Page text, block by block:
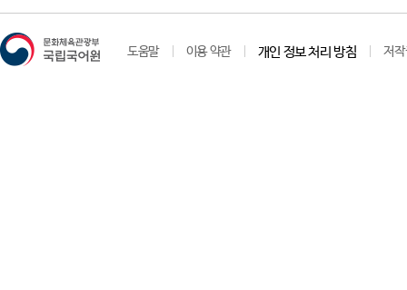
도움말 이용 약관 개인 정보 처리 방침 저